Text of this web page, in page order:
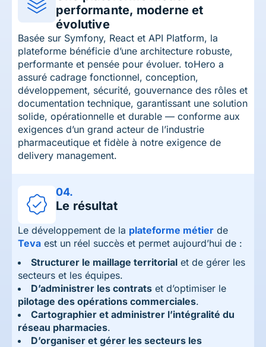
performante, moderne et
évolutive
Basée sur Symfony, React et API Platform, la
plateforme bénéficie d’une architecture robuste,
performante et pensée pour évoluer. toHero a
assuré cadrage fonctionnel, conception,
développement, sécurité, gouvernance des rôles et
documentation technique, garantissant une solution
solide, opérationnelle et durable — conforme aux
exigences d’un grand acteur de l’industrie
pharmaceutique et fidèle à notre exigence de
delivery management.
04.
Le résultat
Le développement de la plateforme métier de
Teva est un réel succès et permet aujourd’hui de :
Structurer le maillage territorial et de gérer les
secteurs et les équipes.
D’administrer les contrats et d’optimiser le
pilotage des opérations commerciales.
Cartographier et administrer l’intégralité du
réseau pharmacies.
D’organiser et gérer les secteurs les